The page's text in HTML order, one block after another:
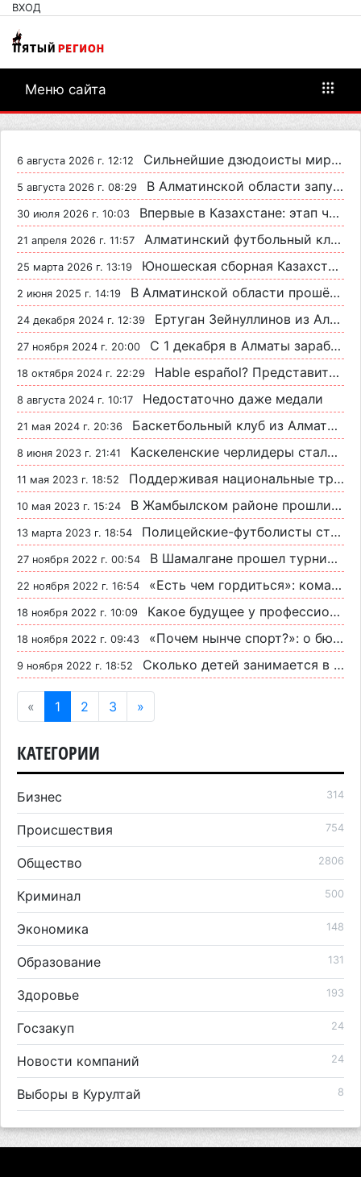
ВХОД
Меню сайта
6 августа 2026 г. 12:12 Сильнейшие дзюдоисты мира приехали на сборы в Алматинскую область
5 августа 2026 г. 08:29 В Алматинской области запустят производство катеров для Formula-1 H2O и откроют академию пилотов
30 июля 2026 г. 10:03 Впервые в Казахстане: этап чемпионата мира по водно-моторному спорту на Капшагае увидят до 1 млрд зрителей
21 апреля 2026 г. 11:57 Алматинский футбольный клуб «Хан-Тенгри» наказан за использование поддельных тренерских лицензий
25 марта 2026 г. 13:19 Юношеская сборная Казахстана по футболу начинает отбор на Чемпионат Европы в элитном раунде
2 июня 2025 г. 14:19 В Алматинской области прошёл международный турнир «BATYR BALA-2025» по киокушинкай-кан каратэ
24 декабря 2024 г. 12:39 Ертуган Зейнуллинов из Алматинской области вышел в финал чемпионата Казахстана по боксу
27 ноября 2024 г. 20:00 С 1 декабря в Алматы заработают 12 бесплатных ледовых катков
18 октября 2024 г. 22:29 Hable español? Представители клуба «Атлетико» Мадрид прибыли на базу сборной в Талгаре
8 августа 2024 г. 10:17 Недостаточно даже медали
21 мая 2024 г. 20:36 Баскетбольный клуб из Алматинской области выиграл чемпионат Казахстана
8 июня 2023 г. 21:41 Каскеленские черлидеры стали лучшими на международном чемпионате в Корее
11 мая 2023 г. 18:52 Поддерживая национальные традиции: в Конаеве прошел турнир по национальному виду спорта
10 мая 2023 г. 15:24 В Жамбылском районе прошли национальные конные соревнования: эпичные кадры с месте событий
13 марта 2023 г. 18:54 Полицейские-футболисты стали лучшими по Алматинской области
27 ноября 2022 г. 00:54 В Шамалгане прошел турнир «Alash pride 77» по смешанным единоборствам
22 ноября 2022 г. 16:54 «Есть чем гордиться»: команда академии ФК «Кайрат» 2008 обыграла сборные России и Кыргызстана
18 ноября 2022 г. 10:09 Какое будущее у профессионального футбола Алматинской области
18 ноября 2022 г. 09:43 «Почем нынче спорт?»: о бюджете, количестве детей и о том, сколько стоит обучение в ФОКах Алматинской области
9 ноября 2022 г. 18:52 Сколько детей занимается в ФОКе села Шамалган
« 1 2 3 »
КАТЕГОРИИ
Бизнес 314
Происшествия 754
Общество 2806
Криминал 500
Экономика 148
Образование 131
Здоровье 193
Госзакуп 24
Новости компаний 24
Выборы в Курултай 8